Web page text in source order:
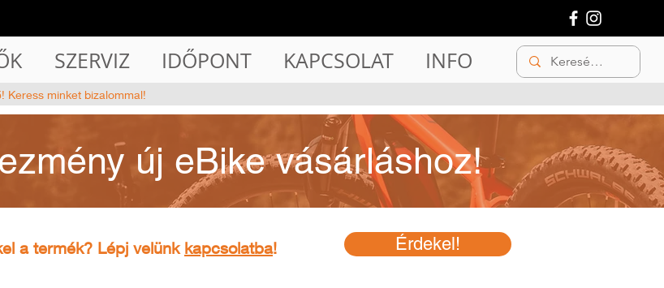
SZERVIZ IDŐPONT KAPCSOLAT INFO
Keress minket bizalommal!
új eBike vásárláshoz!
a termék? Lépj velünk kapcsolatba! Érdekel!